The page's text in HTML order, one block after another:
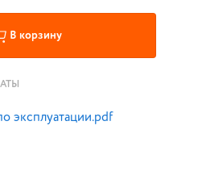
В корзину
эксплуатации.pdf